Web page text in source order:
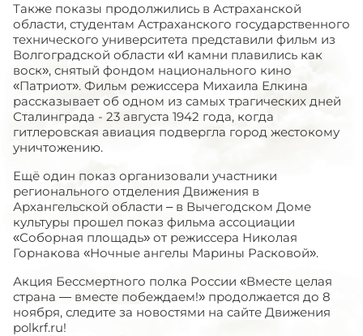
Также показы продолжились в Астраханской
области, студентам Астраханского государственного
технического университета представили фильм из
Волгоградской области «И камни плавились как
воск», снятый фондом национального кино
«Патриот». Фильм режиссера Михаила Елкина
рассказывает об одном из самых трагических дней
Сталинграда - 23 августа 1942 года, когда
гитлеровская авиация подвергла город жестокому
уничтожению.
Ещё один показ организовали участники
регионального отделения Движения в
Архангельской области – в Вычегодском Доме
культуры прошел показ фильма ассоциации
«Соборная площадь» от режиссера Николая
Горнакова «Ночные ангелы Марины Расковой».
Акция Бессмертного полка России «Вместе целая
страна — вместе побеждаем!» продолжается до 8
ноября, следите за новостями на сайте Движения
polkrf.ru!